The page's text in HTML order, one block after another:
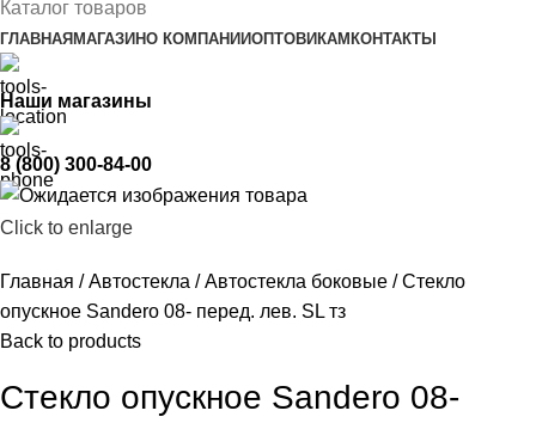
Каталог товаров
ГЛАВНАЯ МАГАЗИНО КОМПАНИИОПТОВИКАМ КОНТАКТЫ
Наши магазины
8 (800) 300-84-00
Click to enlarge
Главная Автостекла Автостекла боковые
Стекло
опускное Sandero 08- перед. лев. SL тз
Back to products
Стекло опускное Sandero 08-